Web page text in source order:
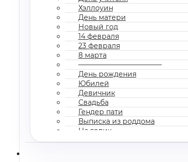
Хэллоуин
День матери
Новый год
14 февраля
23 февраля
8 марта
————————————
День рождения
Юбилей
Девичник
Свадьба
Гендер пати
Выписка из роддома
На годик
Корпоратив